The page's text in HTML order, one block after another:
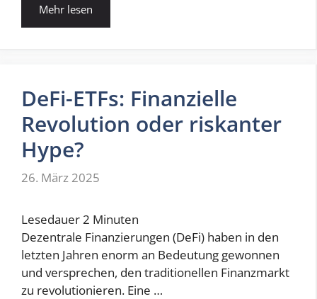
Mehr lesen
DeFi-ETFs: Finanzielle
Revolution oder riskanter
Hype?
26. März 2025
Lesedauer 2 Minuten
Dezentrale Finanzierungen (DeFi) haben in den
letzten Jahren enorm an Bedeutung gewonnen
und versprechen, den traditionellen Finanzmarkt
zu revolutionieren. Eine …